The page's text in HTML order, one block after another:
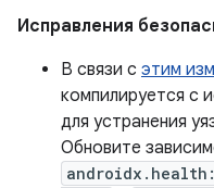
Исправления
В связи с этим
компилируется с
для устранения
Обновите